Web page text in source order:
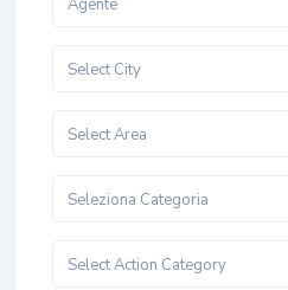
Agente
Select City
Select Area
Seleziona Categoria
Select Action Category